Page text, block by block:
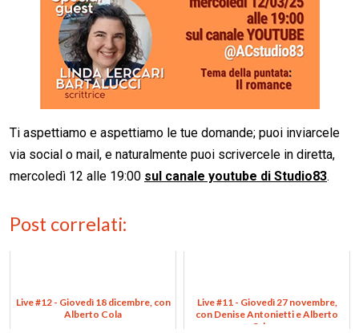
Ti aspettiamo e aspettiamo le tue domande; puoi inviarcele
via social o mail, e naturalmente puoi scrivercele in diretta,
mercoledì 12 alle 19:00 sul canale youtube di Studio83.
Post correlati:
Live #12 - Giovedì 18 dicembre, con
Alberto Cola
Live #11 - Giovedì 27 novembre,
con Denise Antonietti e Alberto
Odone